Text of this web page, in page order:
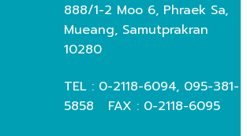
888/1-2 Moo 6, Phraek Sa,
Mueang, Samutprakran
10280
TEL : 0-2118-6094, 095-381-
5858 FAX : 0-2118-6095